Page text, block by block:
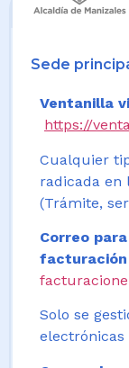
Sede
Ventanilla
https://
Cualquier
radicada en
(Trámite,
Correo
Solo se
electrónicas